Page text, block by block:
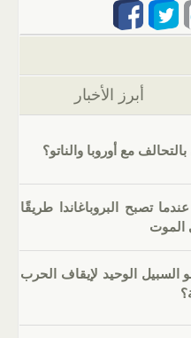
النشطة)
أبرز الأخبار
مع أوروبا والناتو؟
تصبح البروباغاندا طريقًا
الموت
الوحيد لإيقاف الحرب